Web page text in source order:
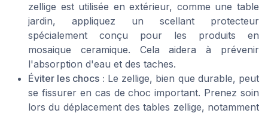
zellige est utilisée en extérieur, comme une table
jardin, appliquez un scellant protecteur
spécialement conçu pour les produits en
mosaique ceramique. Cela aidera à prévenir
l'absorption d'eau et des taches.
Éviter les chocs : Le zellige, bien que durable, peut
se fissurer en cas de choc important. Prenez soin
lors du déplacement des tables zellige, notamment